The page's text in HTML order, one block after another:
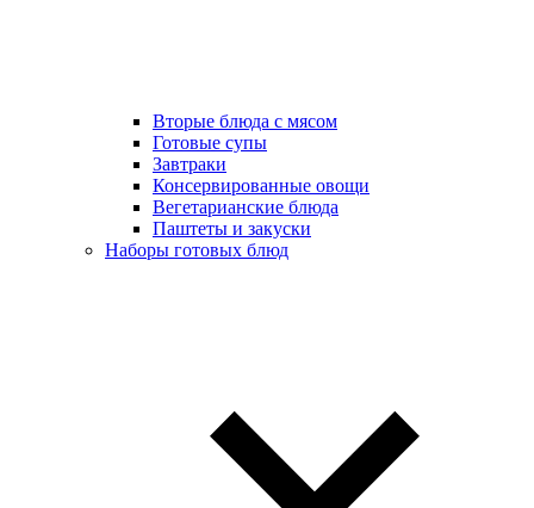
Вторые блюда с мясом
Готовые супы
Завтраки
Консервированные овощи
Вегетарианские блюда
Паштеты и закуски
Наборы готовых блюд